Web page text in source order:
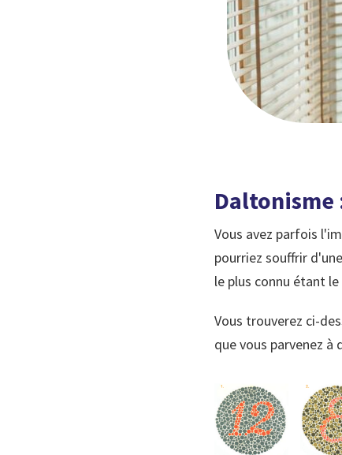
Daltonisme
Vous avez parfois
pourriez souffrir
le plus connu étant
Vous trouverez ci-
que vous parvenez à